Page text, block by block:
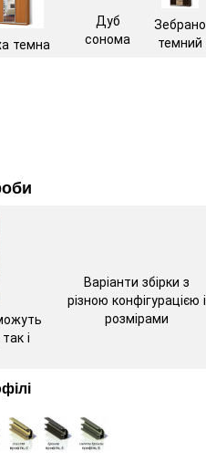
темна
Дуб
сонома
Зебрано
темний
і
Варіанти збірки з
різною конфігурацією і
розмірами